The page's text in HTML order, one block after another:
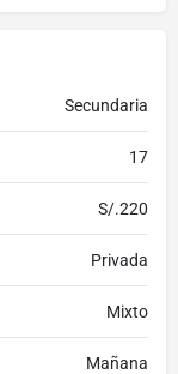
Secundaria
17
S/.220
Privada
Mixto
Mañana